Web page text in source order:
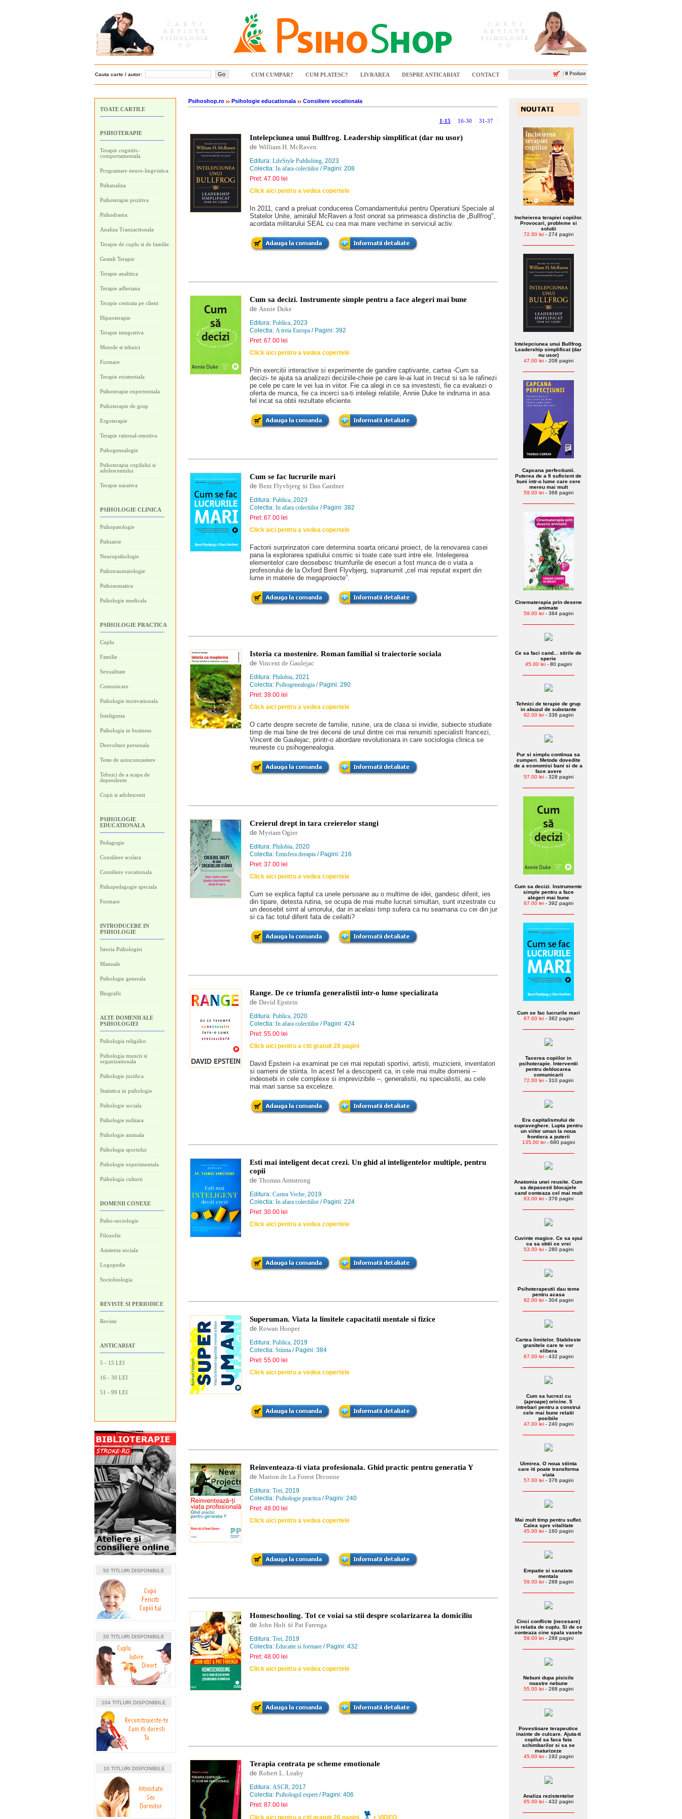
Cauta carte / autor: CUM CUMPAR? CUM PLATESC? LIVRAREA DESPRE ANTICARIAT CONTACT | 0 Produse
TOATE CARTILE
PSIHOTERAPIE
Terapie cognitiv-
comportamentala
Programare neuro-lingvistica
Psihanaliza
Psihoterapie pozitiva
Psihodrama
Analiza Tranzactionala
Terapie de cuplu si de familie
Gestalt Terapie
Terapie analitica
Terapie adleriana
Terapie centrata pe client
Hipnoterapie
Terapie integrativa
Metode si tehnici
Formare
Terapie existentiala
Psihoterapie experientiala
Psihoterapie de grup
Ergoterapie
Terapie rational-emotiva
Psihogenealogie
Psihoterapia copilului si
adolescentului
Terapie narativa
PSIHOLOGIE CLINICA
Psihopatologie
Psihiatrie
Neuropsihologie
Psihotraumatologie
Psihosomatica
Psihologie medicala
PSIHOLOGIE PRACTICA
Cuplu
Familie
Sexualitate
Comunicare
Psihologie motivationala
Inteligenta
Psihologia in business
Dezvoltare personala
Teste de autocunoastere
Tehnici de a scapa de
dependente
Copii si adolescenti
PSIHOLOGIE
EDUCATIONALA
Pedagogie
Consiliere scolara
Consiliere vocationala
Psihopedagogie speciala
Formare
INTRODUCERE IN
PSIHOLOGIE
Istoria Psihologiei
Manuale
Psihologie generala
Biografii
ALTE DOMENII ALE
PSIHOLOGIEI
Psihologia religiilor
Psihologia muncii si
organizationala
Psihologie juridica
Statistica in psihologie
Psihologie sociala
Psihologie militara
Psihologie animala
Psihologia sportului
Psihologie experimentala
Psihologia culturii
DOMENII CONEXE
Psiho-sociologie
Filozofie
Asistenta sociala
Logopedie
Sociobiologia
REVISTE SI PERIODICE
Reviste
ANTICARIAT
5 - 15 LEI
16 - 30 LEI
51 - 99 LEI
50 TITLURI DISPONIBILE
20 TITLURI DISPONIBILE
104 TITLURI DISPONIBILE
10 TITLURI DISPONIBILE
Psihoshop.ro Psihologie educationala Consiliere vocationala
1-15 16-30 31-37
Intelepciunea unui Bullfrog. Leadership simplificat (dar nu usor)
de William H. McRaven
Editura: LifeStyle Publishing, 2023
Colectia: In afara colectiilor / Pagini: 208
Pret: 47.00 lei
Click aici pentru a vedea copertele
In 2011, cand a preluat conducerea Comandamentului pentru Operatiuni Speciale al
Statelor Unite, amiralul McRaven a fost onorat sa primeasca distinctia de „Bullfrog",
acordata militarului SEAL cu cea mai mare vechime in serviciul activ.
Cum sa decizi. Instrumente simple pentru a face alegeri mai bune
de Annie Duke
Editura: Publica, 2023
Colectia: A treia Europa / Pagini: 392
Pret: 67.00 lei
Click aici pentru a vedea copertele
Prin exercitii interactive si experimente de gandire captivante, cartea -Cum sa
decizi- te ajuta sa analizezi deciziile-cheie pe care le-ai luat in trecut si sa le rafinezi
pe cele pe care le vei lua in viitor. Fie ca alegi in ce sa investesti, fie ca evaluezi o
oferta de munca, fie ca incerci sa-ti intelegi relatiile, Annie Duke te indruma in asa
fel incat sa obtii rezultate eficiente.
Cum se fac lucrurile mari
de Bent Flyvbjerg si Dan Gardner
Editura: Publica, 2023
Colectia: In afara colectiilor / Pagini: 382
Pret: 67.00 lei
Click aici pentru a vedea copertele
Factorii surprinzatori care determina soarta oricarui proiect, de la renovarea casei
pana la explorarea spatiului cosmic si toate cate sunt intre ele. Intelegerea
elementelor care deosebesc triumfurile de esecuri a fost munca de o viata a
profesorului de la Oxford Bent Flyvbjerg, supranumit „cel mai reputat expert din
lume in materie de megaproiecte”.
Istoria ca mostenire. Roman familial si traiectorie sociala
de Vincent de Gaulejac
Editura: Philobia, 2021
Colectia: Psihogenealogia / Pagini: 280
Pret: 39.00 lei
Click aici pentru a vedea copertele
O carte despre secrete de familie, rusine, ura de clasa si invidie, subiecte studiate
timp de mai bine de trei decenii de unul dintre cei mai renumiti specialisti francezi,
Vincent de Gaulejac, printr-o abordare revolutionara in care sociologia clinica se
reuneste cu psihogenealogia.
Creierul drept in tara creierelor stangi
de Myriam Ogier
Editura: Philobia, 2020
Colectia: Emisfera dreapta / Pagini: 216
Pret: 37.00 lei
Click aici pentru a vedea copertele
Cum se explica faptul ca unele persoane au o multime de idei, gandesc diferit, ies
din tipare, detesta rutina, se ocupa de mai multe lucruri simultan, sunt inzestrate cu
un deosebit simt al umorului, dar in acelasi timp sufera ca nu seamana cu cei din jur
si ca fac totul diferit fata de ceilalti?
Range. De ce triumfa generalistii intr-o lume specializata
de David Epstein
Editura: Publica, 2020
Colectia: In afara colectiilor / Pagini: 424
Pret: 55.00 lei
Click aici pentru a citi gratuit 28 pagini
David Epstein i-a examinat pe cei mai reputati sportivi, artisti, muzicieni, inventatori
si oameni de stiinta. In acest fel a descoperit ca, in cele mai multe domenii –
indeosebi in cele complexe si imprevizibile –, generalistii, nu specialistii, au cele
mai mari sanse sa exceleze.
Esti mai inteligent decat crezi. Un ghid al inteligentelor multiple, pentru
copii
de Thomas Armstrong
Editura: Curtea Veche, 2019
Colectia: In afara colectiilor / Pagini: 224
Pret: 30.00 lei
Click aici pentru a vedea copertele
Superuman. Viata la limitele capacitatii mentale si fizice
de Rowan Hooper
Editura: Publica, 2019
Colectia: Stiinta / Pagini: 384
Pret: 55.00 lei
Click aici pentru a vedea copertele
Reinventeaza-ti viata profesionala. Ghid practic pentru generatia Y
de Marion de La Forest Divonne
Editura: Trei, 2019
Colectia: Psihologie practica / Pagini: 240
Pret: 48.00 lei
Click aici pentru a vedea copertele
Homeschooling. Tot ce voiai sa stii despre scolarizarea la domiciliu
de John Holt si Pat Farenga
Editura: Trei, 2019
Colectia: Educatie si formare / Pagini: 432
Pret: 48.00 lei
Click aici pentru a vedea copertele
Terapia centrata pe scheme emotionale
de Robert L. Leahy
Editura: ASCR, 2017
Colectia: Psihologul expert/ Pagini: 406
Pret: 87.00 lei
Click aici pentru a citi gratuit 26 pagini
+ VIDEO
Incheierea terapiei copiilor.
Provocari, probleme si
solutii
72.00 lei- 274 pagini
Intelepciunea unui Bullfrog.
Leadership simplificat (dar
nu usor)
47.00 lei- 208 pagini
Capcana perfectiunii.
Puterea de a fi suficient de
buni intr-o lume care cere
mereu mai mult
59.00 lei- 368 pagini
Cinematerapia prin desene
animate
59.00 lei- 384 pagini
Ce sa faci cand... stirile de
sperie
45.00 lei- 80 pagini
Tehnici de terapie de grup
in abuzul de substante
92.00 lei- 336 pagini
Pur si simplu continua sa
cumperi. Metode dovedite
de a economisi bani si de a
face avere
57.00 lei- 328 pagini
Cum sa decizi. Instrumente
simple pentru a face
alegeri mai bune
67.00 lei- 392 pagini
Cum se fac lucrurile mari
67.00 lei- 382 pagini
Tacerea copiilor in
psihoterapie. Interventii
pentru deblocarea
comunicarii
72.00 lei- 310 pagini
Era capitalismului de
supraveghere. Lupta pentru
un viitor uman la noua
frontiera a puterii
135.00 lei- 680 pagini
Anatomia unei reusite. Cum
sa depasesti blocajele
cand conteaza cel mai mult
63.00 lei- 376 pagini
Cuvinte magice. Ce sa spui
ca sa obtii ce vrei
53.00 lei- 280 pagini
Psihoterapeutii dau teme
pentru acasa
92.00 lei- 304 pagini
Cartea limitelor. Stabileste
granitele care te vor
elibera
67.00 lei- 432 pagini
Cum sa lucrezi cu
(aproape) oricine. 5
intrebari pentru a construi
cele mai bune relatii
posibile
47.00 lei- 240 pagini
Uimirea. O noua stiinta
care iti poate transforma
viata
57.00 lei- 376 pagini
Mai mult timp pentru suflet.
Calea spre vitalitate
45.00 lei- 160 pagini
Empatie si sanatate
mentala
59.00 lei- 288 pagini
Cinci conflicte (necesare)
in relatia de cuplu. Si de ce
conteaza cine spala vasele
59.00 lei- 288 pagini
Nebuni dupa pisicile
noastre nebune
55.00 lei- 288 pagini
Povestioare terapeutice
inainte de culcare. Ajuta-ti
copilul sa faca fata
schimbarilor si sa se
maturizeze
45.00 lei- 192 pagini
Analiza rezistentelor
65.00 lei- 432 pagini